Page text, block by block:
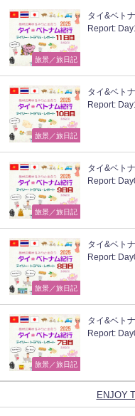
旅景／旅日記
タイ&ベト
Report:
旅景／旅日記
タイ&ベト
Report:
旅景／旅日記
タイ&ベト
Report:
旅景／旅日記
タイ&ベト
Report:
旅景／旅日記
タイ&ベト
Report:
ENJOY